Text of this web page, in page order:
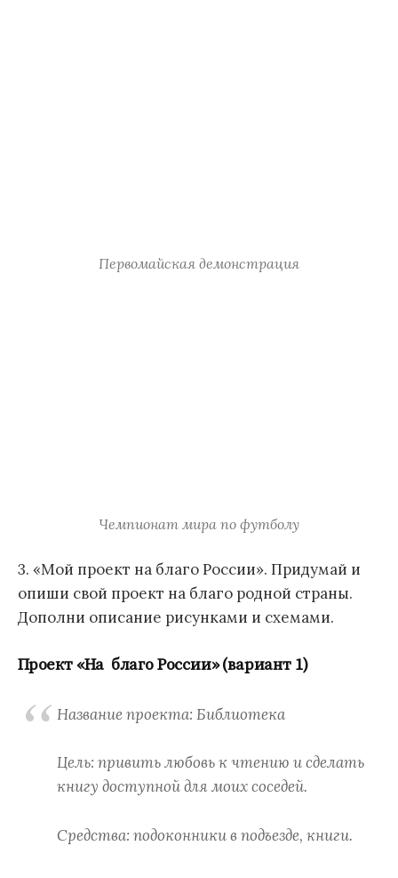
Первомайская демонстрация
Чемпионат мира по футболу
3. «Мой проект на благо России». Придумай и
опиши свой проект на благо родной страны.
Дополни описание рисунками и схемами.
Проект «На благо России» (вариант 1)
Название проекта: Библиотека
Цель: привить любовь к чтению и сделать
книгу доступной для моих соседей.
Средства: подоконники в подъезде, книги.